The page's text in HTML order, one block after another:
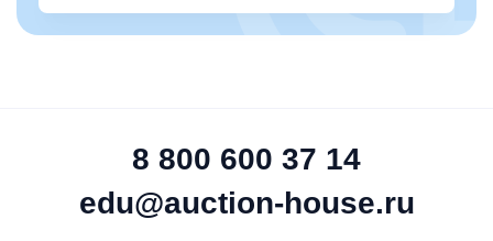
8 800 600 37 14
edu@auction-house.ru